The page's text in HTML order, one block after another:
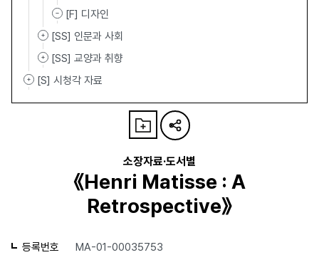
[F] 디자인
[SS] 인문과 사회
[SS] 교양과 취향
[S] 시청각 자료
소장자료·도서별
《Henri Matisse : A
Retrospective》
등록번호 MA-01-00035753